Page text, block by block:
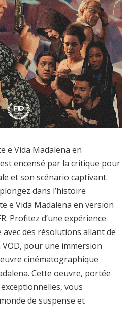
e Vida Madalena en
encensé par la critique pour
et son scénario captivant.
dans l’histoire
e Vida Madalena en version
Profitez d’une expérience
des résolutions allant de
pour une immersion
cinématographique
Cette oeuvre, portée
vous
de suspense et